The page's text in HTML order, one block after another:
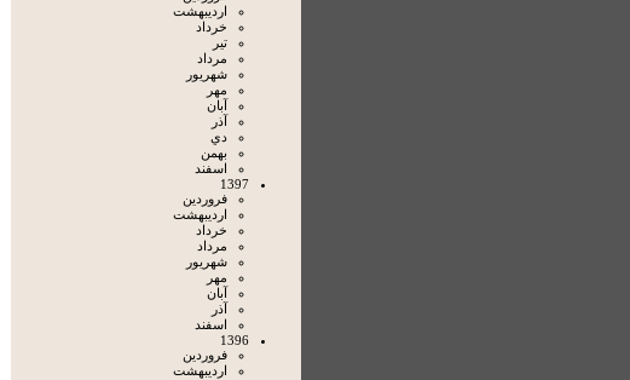
ارديبهشت
خرداد
تير
مرداد
شهريور
مهر
آبان
آذر
دي
بهمن
اسفند
1397
فروردين
ارديبهشت
خرداد
مرداد
شهريور
مهر
آبان
آذر
اسفند
1396
فروردين
ارديبهشت